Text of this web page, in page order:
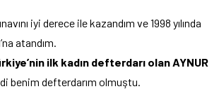
iyi derece ile kazandım ve 1998 yılında
atandım.
ilk kadın defterdarı olan AYNUR
benim defterdarım olmuştu.